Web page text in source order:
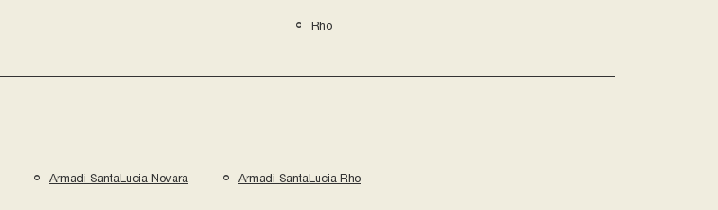
Rho
Armadi SantaLucia Novara Armadi SantaLucia Rho